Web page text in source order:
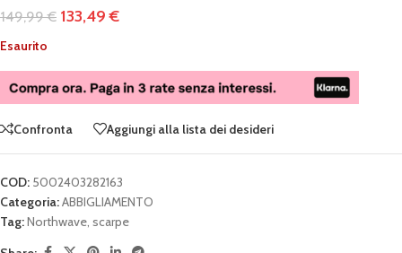
149,99€ 133,49€
Esaurito
Confronta Aggiungi alla lista dei desideri
COD: 5002403282163
Categoria:ABBIGLIAMENTO
Tag:Northwave, scarpe